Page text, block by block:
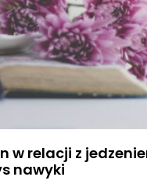
w relacji z
nawyki